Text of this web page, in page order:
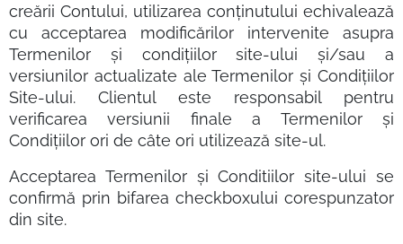
creării Contului, utilizarea conținutului echivalează
cu acceptarea modificărilor intervenite asupra
Termenilor și condițiilor site-ului și/sau a
versiunilor actualizate ale Termenilor și Condițiilor
Site-ului. Clientul este responsabil pentru
verificarea versiunii finale a Termenilor și
Condițiilor ori de câte ori utilizează site-ul.
Acceptarea Termenilor și Conditiilor site-ului se
confirmă prin bifarea checkboxului corespunzator
din site.